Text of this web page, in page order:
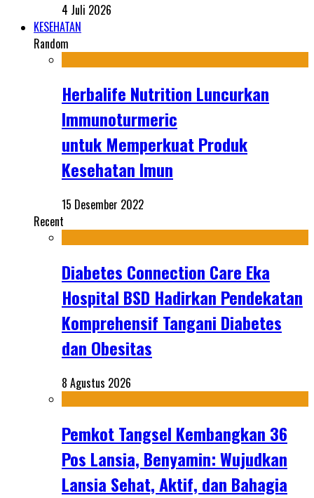
4 Juli 2026
KESEHATAN
Random
Herbalife Nutrition Luncurkan
Immunoturmeric
untuk Memperkuat Produk
Kesehatan Imun
15 Desember 2022
Recent
Diabetes Connection Care Eka
Hospital BSD Hadirkan Pendekatan
Komprehensif Tangani Diabetes
dan Obesitas
8 Agustus 2026
Pemkot Tangsel Kembangkan 36
Pos Lansia, Benyamin: Wujudkan
Lansia Sehat, Aktif, dan Bahagia